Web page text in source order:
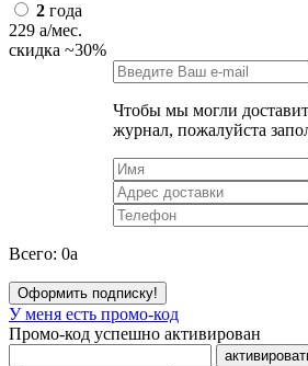
2 года
229 a/мес.
скидка ~30%
Чтобы мы могли
журнал, пожалуйста
Всего: 0a
Оформить подписку!
У меня есть промо-код
Промо-код успешно активирован